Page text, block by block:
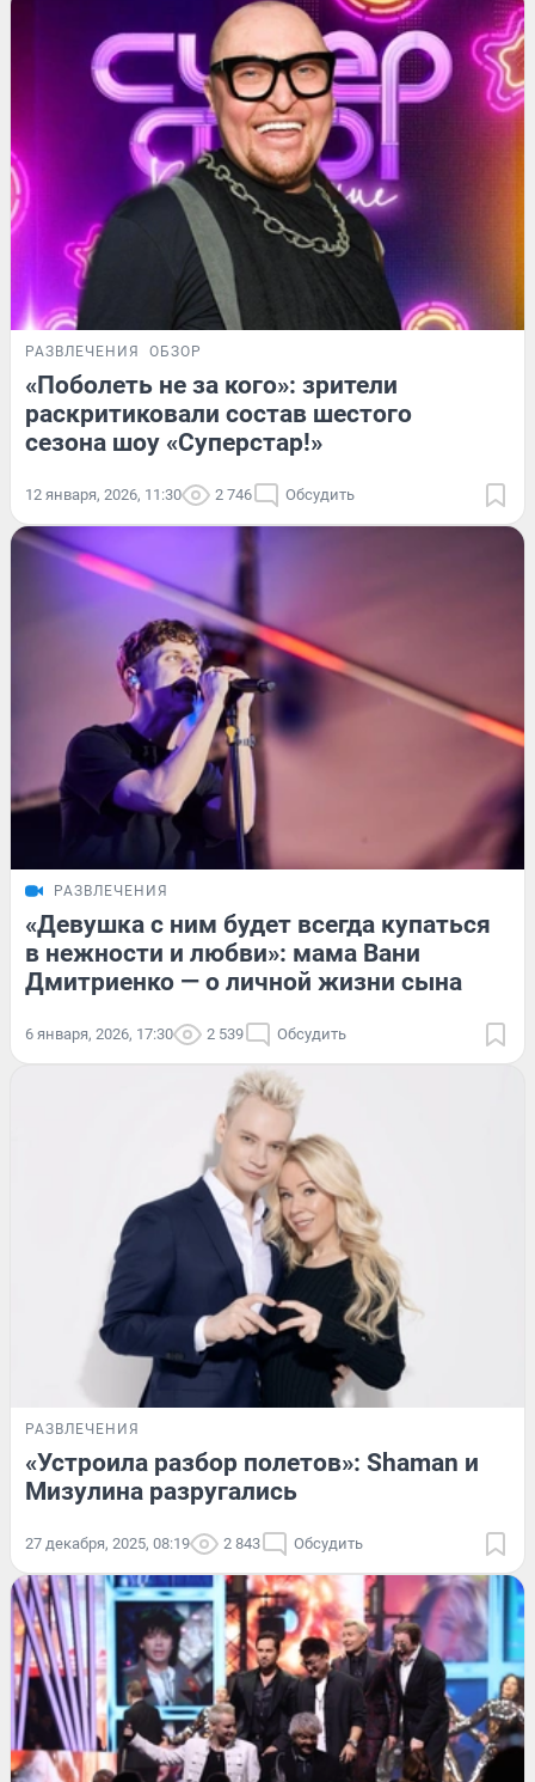
РАЗВЛЕЧЕНИЯ ОБЗОР
«Поболеть не за кого»: зрители
раскритиковали состав шестого
сезона шоу «Суперстар!»
12 января, 2026, 11:30 2 746 Обсудить
РАЗВЛЕЧЕНИЯ
«Девушка с ним будет всегда купаться
в нежности и любви»: мама Вани
Дмитриенко — о личной жизни сына
6 января, 2026, 17:30 2 539 Обсудить
РАЗВЛЕЧЕНИЯ
«Устроила разбор полетов»: Shaman и
Мизулина разругались
27 декабря, 2025, 08:19 2 843 Обсудить